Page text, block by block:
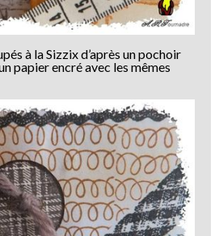
à la Sizzix d’après un pochoir
papier encré avec les mêmes